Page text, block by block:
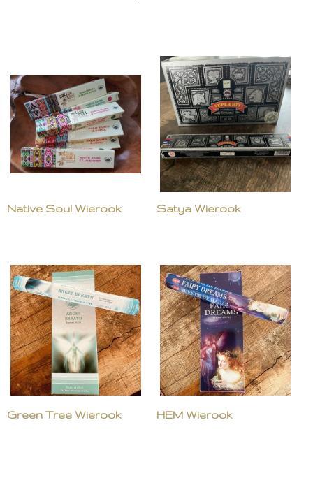
Native Soul Wierook Satya Wierook
Green Tree Wierook HEM Wierook